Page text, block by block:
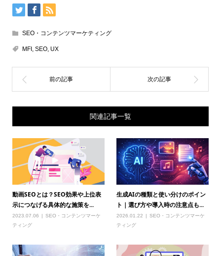
SEO・コンテンツマーケティング
MFI, SEO, UX
関連記事一覧
動画SEOとは？SEO効果や上位表
示につなげる具体的な施策を...
2023.07.06
SEO・コンテンツマーケ
ティング
生成AIの種類と使い分けのポイン
ト｜選び方や導入時の注意点も...
2026.01.22
SEO・コンテンツマーケ
ティング